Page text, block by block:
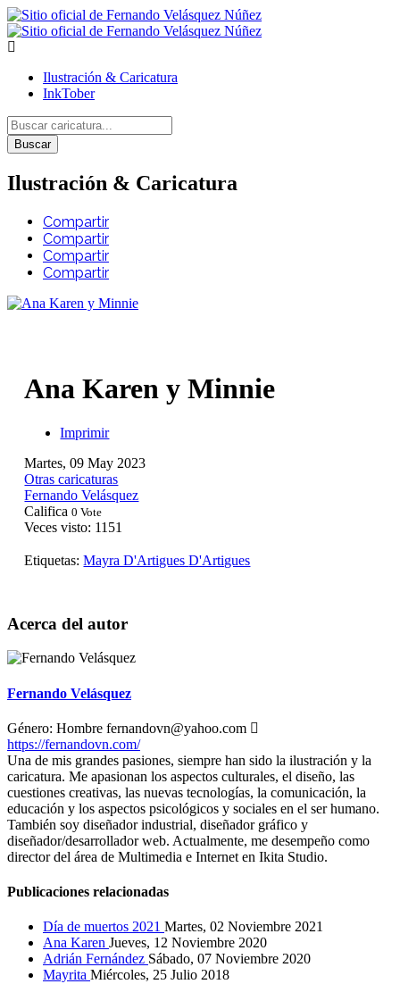
Ilustración & Caricatura
InkTober
Buscar
Ilustración & Caricatura
Compartir
Compartir
Compartir
Compartir
Ana Karen y Minnie
Imprimir
Martes, 09 May 2023
Otras caricaturas
Fernando Velásquez
Califica 0 Vote
Veces visto: 1151
Etiquetas: Mayra D'ArtiguesD'Artigues
Acerca del autor
Fernando Velásquez
Género: Hombre fernandovn@yahoo.com
https://fernandovn.com/
Una de mis grandes pasiones, siempre han sido la ilustración y la
caricatura. Me apasionan los aspectos culturales, el diseño, las
cuestiones creativas, las nuevas tecnologías, la comunicación, la
educación y los aspectos psicológicos y sociales en el ser humano.
También soy diseñador industrial, diseñador gráfico y
diseñador/desarrollador web. Actualmente, me desempeño como
director del área de Multimedia e Internet en Ikita Studio.
Publicaciones relacionadas
Día de muertos 2021 Martes, 02 Noviembre 2021
Ana Karen Jueves, 12 Noviembre 2020
Adrián Fernández Sábado, 07 Noviembre 2020
Mayrita Miércoles, 25 Julio 2018